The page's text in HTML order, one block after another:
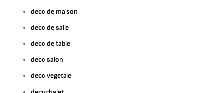
deco de maison
deco de salle
deco de table
deco salon
deco vegetale